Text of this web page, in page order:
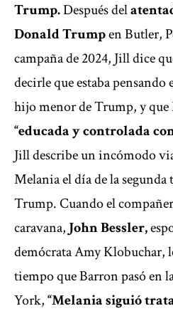
Trump.Después del
Donald Trumpen Butler,
campaña de 2024, Jill dice
decirle que estaba pensando
hijo menor de Trump, y
“educada y controlada
Jill describe un incómodo
Melania el día de la segunda
Trump. Cuando el
caravana, John Bessler,
demócrata Amy Klobuchar,
tiempo que Barron pasó en
York,“Melania siguió